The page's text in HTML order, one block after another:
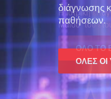
διάγνωσης
παθήσεων.
ΌΛΕΣ